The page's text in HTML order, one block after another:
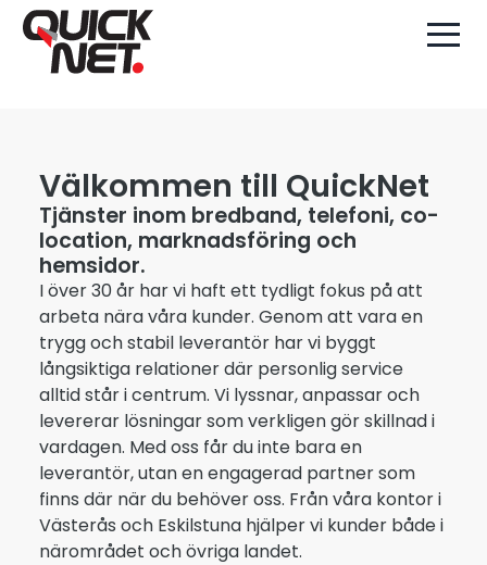
Välkommen till QuickNet
Tjänster inom bredband, telefoni, co-
location, marknadsföring och
hemsidor.
I över 30 år har vi haft ett tydligt fokus på att
arbeta nära våra kunder. Genom att vara en
trygg och stabil leverantör har vi byggt
långsiktiga relationer där personlig service
alltid står i centrum. Vi lyssnar, anpassar och
levererar lösningar som verkligen gör skillnad i
vardagen. Med oss får du inte bara en
leverantör, utan en engagerad partner som
finns där när du behöver oss. Från våra kontor i
Västerås och Eskilstuna hjälper vi kunder både i
närområdet och övriga landet.